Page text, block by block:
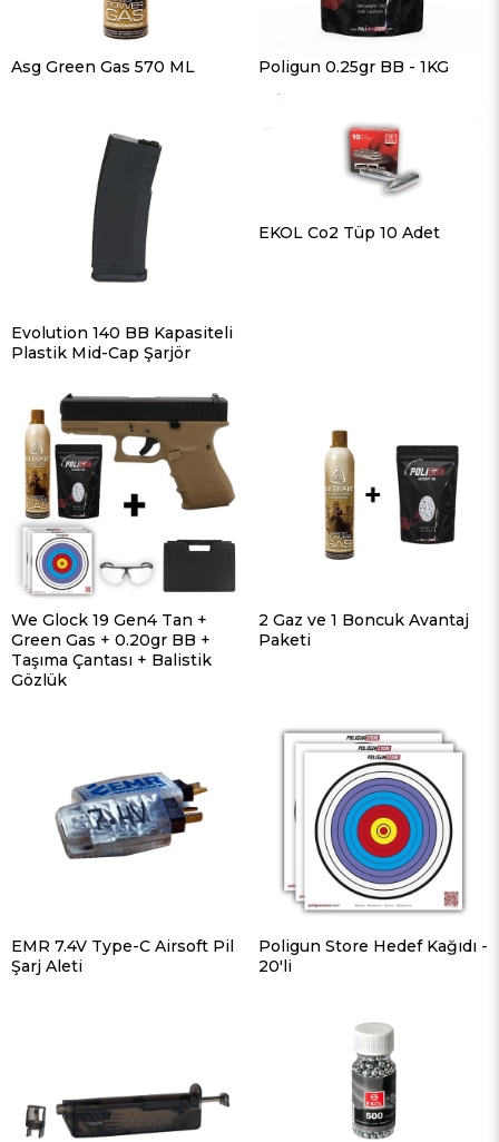
Asg Green Gas 570 ML Poligun 0.25gr BB - 1KG
Evolution 140 BB Kapasiteli
Plastik Mid-Cap Şarjör
EKOL Co2 Tüp 10 Adet
We Glock 19 Gen4 Tan +
Green Gas + 0.20gr BB +
Taşıma Çantası + Balistik
Gözlük
2 Gaz ve 1 Boncuk Avantaj
Paketi
EMR 7.4V Type-C Airsoft Pil
Şarj Aleti
Poligun Store Hedef Kağıdı -
20'li